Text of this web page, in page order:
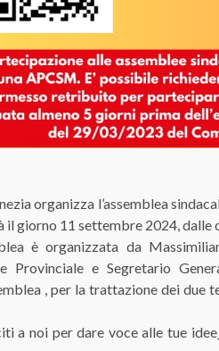
organizza l’assemblea
il giorno 11 settembre 2024, dalle
è organizzata da
Provinciale e Segretario
, per la trattazione dei
a noi per dare voce alle tue